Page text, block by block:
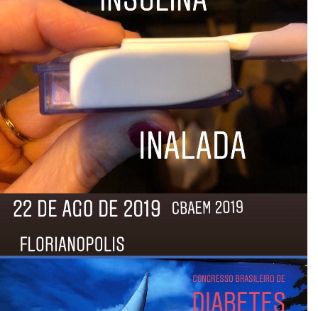
Paciente
Médica atenciosa, detalhista, segura, gostei
bastante.
Paciente
Consulta com calma, esclarecedora, sem
julgamentos e com muita paciência! Amei!
Também amei os lanchinhos do consultório.
Muito cuidado nos detalhes.